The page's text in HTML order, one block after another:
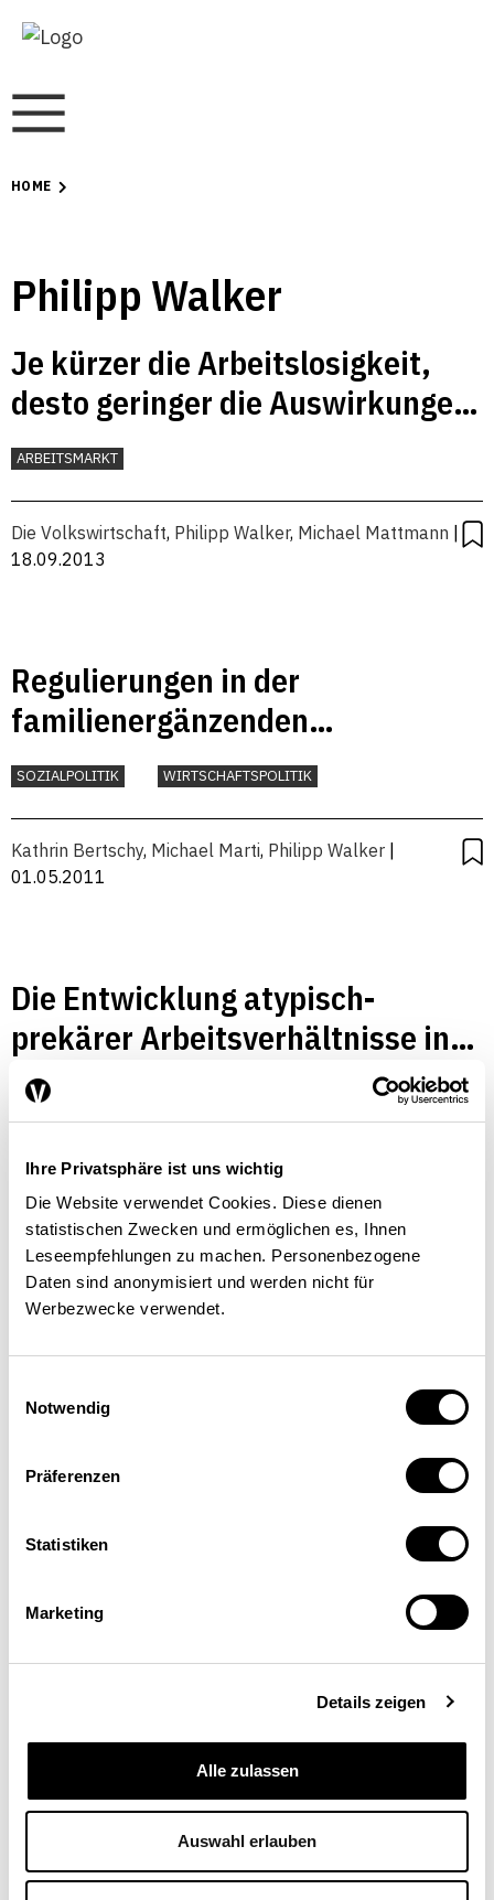
Ihre Privatsphäre ist uns wichtig
Die Website verwendet Cookies. Diese dienen
statistischen Zwecken und ermöglichen es, Ihnen
Leseempfehlungen zu machen. Personenbezogene
Daten sind anonymisiert und werden nicht für
Werbezwecke verwendet.
Notwendig
Präferenzen
Statistiken
Marketing
Details zeigen
Alle zulassen
Auswahl erlauben
HOME
Philipp Walker
Je kürzer die Arbeitslosigkeit,
desto geringer die Auswirkungen
auf Einstiegschancen und
Einkommen
ARBEITSMARKT
Die Volkswirtschaft, Philipp Walker, Michael Mattmann
18.09.2013
Regulierungen in der
familienergänzenden
Kinderbetreuung
SOZIALPOLITIK WIRTSCHAFTSPOLITIK
Kathrin Bertschy, Michael Marti, Philipp Walker
01.05.2011
Die Entwicklung atypisch-
prekärer Arbeitsverhältnisse in
der Schweiz
ARBEITSMARKT
Michael Marti,Philipp Walker| 01.10.2010
Philipp Walker